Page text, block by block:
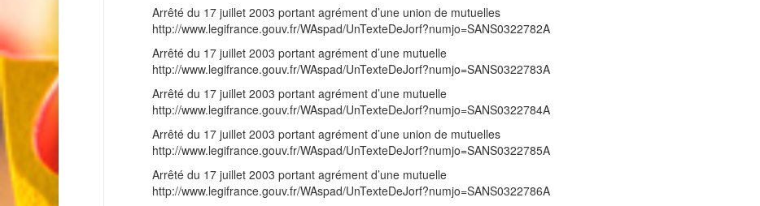
Arrêté du 17 juillet 2003 portant agrément d’une union de mutuelles
http://www.legifrance.gouv.fr/WAspad/UnTexteDeJorf?numjo=SANS0322782A
Arrêté du 17 juillet 2003 portant agrément d’une mutuelle
http://www.legifrance.gouv.fr/WAspad/UnTexteDeJorf?numjo=SANS0322783A
Arrêté du 17 juillet 2003 portant agrément d’une mutuelle
http://www.legifrance.gouv.fr/WAspad/UnTexteDeJorf?numjo=SANS0322784A
Arrêté du 17 juillet 2003 portant agrément d’une union de mutuelles
http://www.legifrance.gouv.fr/WAspad/UnTexteDeJorf?numjo=SANS0322785A
Arrêté du 17 juillet 2003 portant agrément d’une mutuelle
http://www.legifrance.gouv.fr/WAspad/UnTexteDeJorf?numjo=SANS0322786A